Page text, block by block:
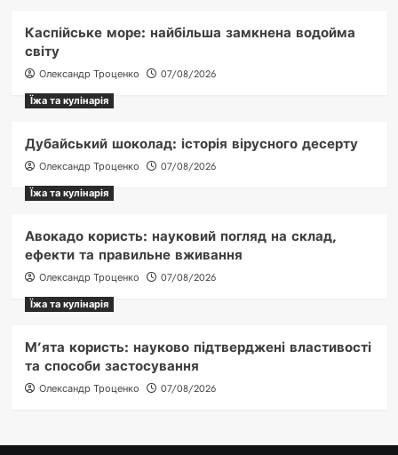
Каспійське море: найбільша замкнена водойма
світу
Олександр Троценко
07/08/2026
Їжа та кулінарія
Дубайський шоколад: історія вірусного десерту
Олександр Троценко
07/08/2026
Їжа та кулінарія
Авокадо користь: науковий погляд на склад,
ефекти та правильне вживання
Олександр Троценко
07/08/2026
Їжа та кулінарія
М’ята користь: науково підтверджені властивості
та способи застосування
Олександр Троценко 07/08/2026